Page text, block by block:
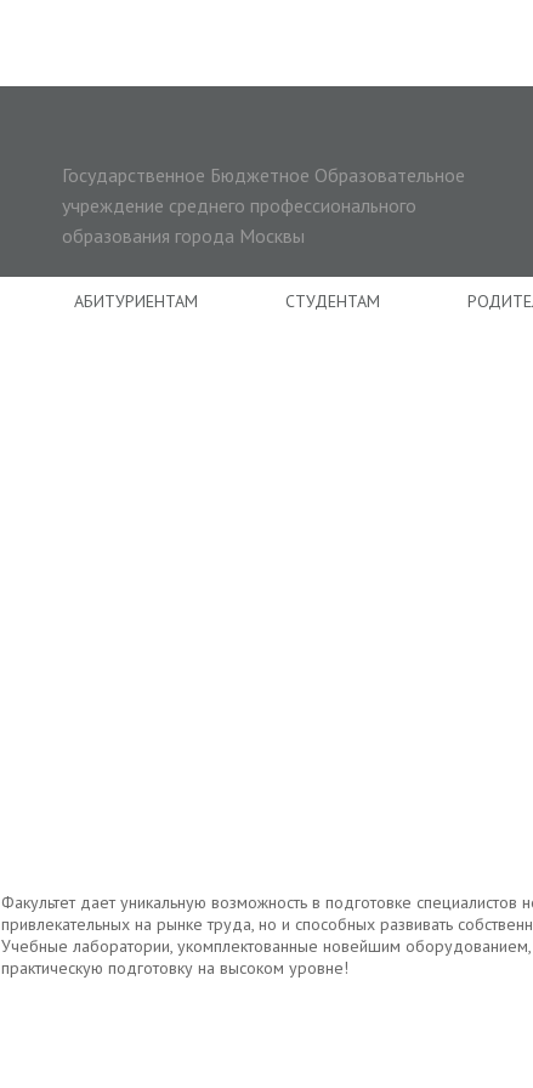
Государственное Бюджетное Образовательное
учреждение среднего профессионального
образования города Москвы
АБИТУРИЕНТАМ СТУДЕНТАМ
Факультет дает уникальную возможность в подготовке специалистов
привлекательных на рынке труда, но и способных развивать
Учебные лаборатории, укомплектованные новейшим
практическую подготовку на высоком уровне!